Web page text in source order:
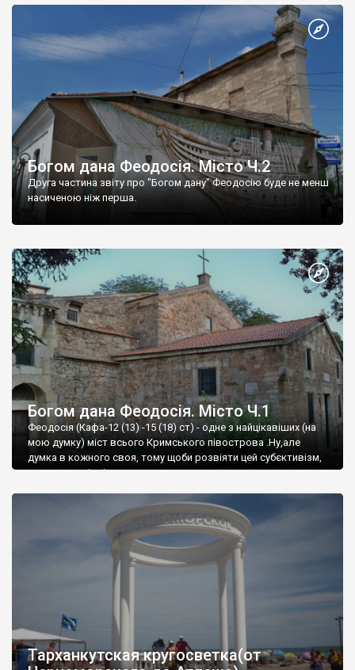
Богом дана Феодосія. Місто Ч.2
Друга частина звіту про "Богом дану" Феодосію буде не менш
насиченою ніж перша.
Богом дана Феодосія. Місто Ч.1
Феодосія (Кафа-12 (13) -15 (18) ст) - одне з найцікавіших (на
мою думку) міст всього Кримського півострова .Ну,але
думка в кожного своя, тому щоби розвіяти цей субєктивізм,
запрошую відвідати це
Тарханкутская кругосветка(от